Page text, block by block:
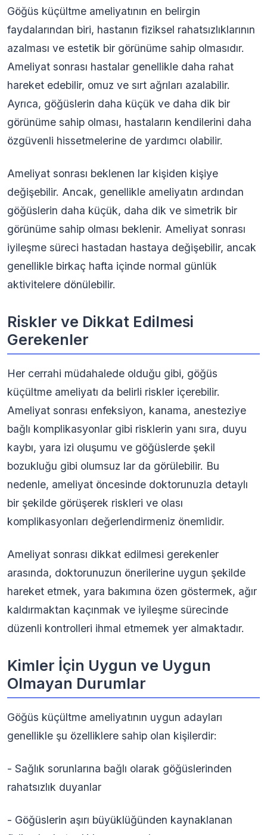
Göğüs küçültme ameliyatının en belirgin
faydalarından biri, hastanın fiziksel rahatsızlıklarının
azalması ve estetik bir görünüme sahip olmasıdır.
Ameliyat sonrası hastalar genellikle daha rahat
hareket edebilir, omuz ve sırt ağrıları azalabilir.
Ayrıca, göğüslerin daha küçük ve daha dik bir
görünüme sahip olması, hastaların kendilerini daha
özgüvenli hissetmelerine de yardımcı olabilir.
Ameliyat sonrası beklenen lar kişiden kişiye
değişebilir. Ancak, genellikle ameliyatın ardından
göğüslerin daha küçük, daha dik ve simetrik bir
görünüme sahip olması beklenir. Ameliyat sonrası
iyileşme süreci hastadan hastaya değişebilir, ancak
genellikle birkaç hafta içinde normal günlük
aktivitelere dönülebilir.
Riskler ve Dikkat Edilmesi
Gerekenler
Her cerrahi müdahalede olduğu gibi, göğüs
küçültme ameliyatı da belirli riskler içerebilir.
Ameliyat sonrası enfeksiyon, kanama, anesteziye
bağlı komplikasyonlar gibi risklerin yanı sıra, duyu
kaybı, yara izi oluşumu ve göğüslerde şekil
bozukluğu gibi olumsuz lar da görülebilir. Bu
nedenle, ameliyat öncesinde doktorunuzla detaylı
bir şekilde görüşerek riskleri ve olası
komplikasyonları değerlendirmeniz önemlidir.
Ameliyat sonrası dikkat edilmesi gerekenler
arasında, doktorunuzun önerilerine uygun şekilde
hareket etmek, yara bakımına özen göstermek, ağır
kaldırmaktan kaçınmak ve iyileşme sürecinde
düzenli kontrolleri ihmal etmemek yer almaktadır.
Kimler İçin Uygun ve Uygun
Olmayan Durumlar
Göğüs küçültme ameliyatının uygun adayları
genellikle şu özelliklere sahip olan kişilerdir:
- Sağlık sorunlarına bağlı olarak göğüslerinden
rahatsızlık duyanlar
- Göğüslerin aşırı büyüklüğünden kaynaklanan